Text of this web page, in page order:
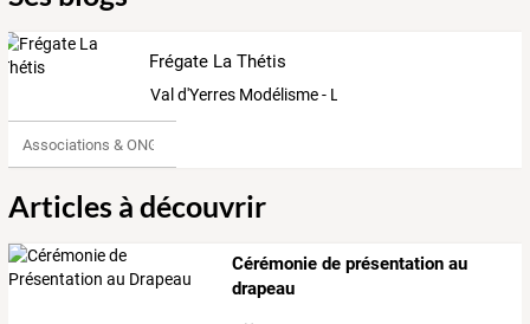
Frégate La Thétis
Val d'Yerres Modélisme - La Thétis
Associations & ONG
Articles à découvrir
Cérémonie de présentation au
drapeau